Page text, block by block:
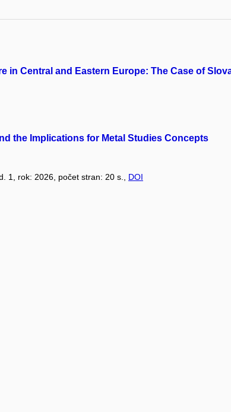
in Central and Eastern Europe: The Case of
the Implications for Metal Studies Concepts
1, rok: 2026, počet stran: 20 s., DOI